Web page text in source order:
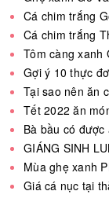
Cá chim trắng
Cá chim trắng
Tôm càng xanh
Gợi ý 10 thực
Tại sao nên ăn
Tết 2022 ăn
Bà bầu có
GIÁNG SINH
Mùa ghẹ xanh
Giá cá nục tại